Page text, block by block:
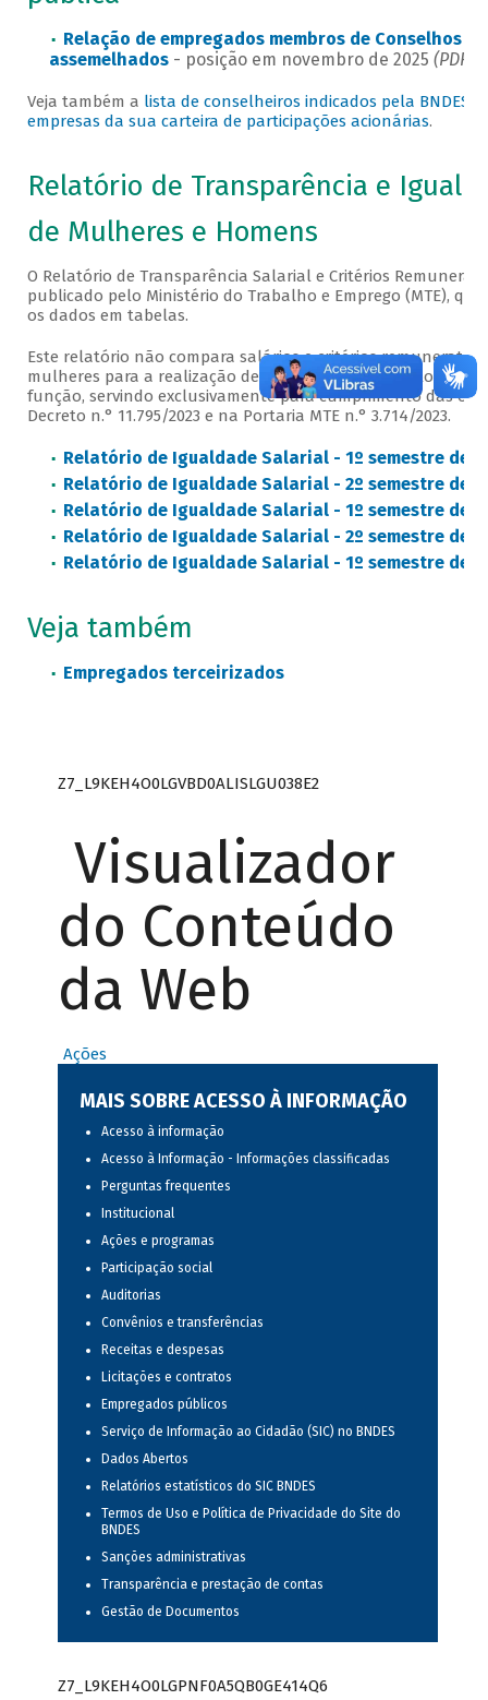
Relação de empregados membros de Conselhos e
assemelhados- posição em novembro de 2025 (PDF -
Veja também a lista de conselheiros indicados pela
empresas da sua carteira de participações acionárias.
Relatório de Transparência e
de Mulheres e Homens
O Relatório de Transparência Salarial e Critérios
publicado pelo Ministério do Trabalho e Emprego (MTE),
os dados em tabelas.
Este relatório não compara salários e critérios
mulheres para a realização de trabalho de igual valor ou
função, servindo exclusivamente para cumprimento das
Decreto n.° 11.795/2023 e na Portaria MTE n.° 3.714/2023.
Relatório de Igualdade Salarial - 1º semestre de
Relatório de Igualdade Salarial - 2º semestre de
Relatório de Igualdade Salarial - 1º semestre de
Relatório de Igualdade Salarial - 2º semestre de
Relatório de Igualdade Salarial - 1º semestre de
Veja também
Empregados terceirizados
Z7_L9KEH4O0LGVBD0ALISLGU038E2
Visualizador
do Conteúdo
da Web
Ações
MAIS SOBRE ACESSO À INFORMAÇÃO
Acesso à informação
Acesso à Informação - Informações classificadas
Perguntas frequentes
Institucional
Ações e programas
Participação social
Auditorias
Convênios e transferências
Receitas e despesas
Licitações e contratos
Empregados públicos
Serviço de Informação ao Cidadão (SIC) no BNDES
Dados Abertos
Relatórios estatísticos do SIC BNDES
Termos de Uso e Política de Privacidade do Site do
BNDES
Sanções administrativas
Transparência e prestação de contas
Gestão de Documentos
Z7_L9KEH4O0LGPNF0A5QB0GE414Q6